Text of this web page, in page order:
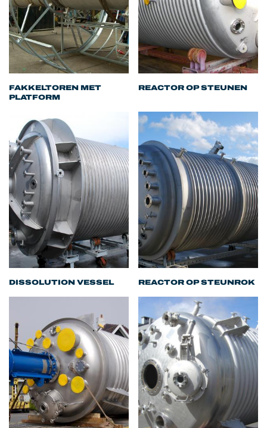
FAKKELTOREN MET
PLATFORM
REACTOR OP STEUNEN
DISSOLUTION VESSEL REACTOR OP STEUNROK